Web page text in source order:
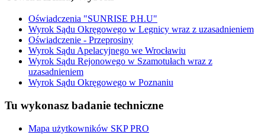
Oświadczenia "SUNRISE P.H.U"
Wyrok Sądu Okręgowego w Legnicy wraz z uzasadnieniem
Oświadczenie - Przeprosiny
Wyrok Sądu Apelacyjnego we Wrocławiu
Wyrok Sądu Rejonowego w Szamotułach wraz z
uzasadnieniem
Wyrok Sądu Okręgowego w Poznaniu
Tu wykonasz badanie techniczne
Mapa użytkowników SKP PRO